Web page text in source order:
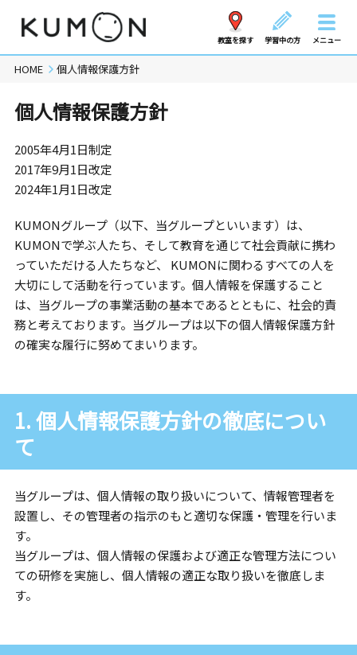
教室を探す 学習中の方 メニュー
HOME 個人情報保護方針
個人情報保護方針
2005年4月1日制定
2017年9月1日改定
2024年1月1日改定
KUMONグループ（以下、当グループといいます）は、
KUMONで学ぶ人たち、そして教育を通じて社会貢献に携わ
っていただける人たちなど、 KUMONに関わるすべての人を
大切にして活動を行っています。個人情報を保護すること
は、当グループの事業活動の基本であるとともに、社会的責
務と考えております。当グループは以下の個人情報保護方針
の確実な履行に努めてまいります。
1. 個人情報保護方針の徹底につい
て
当グループは、個人情報の取り扱いについて、情報管理者を
設置し、その管理者の指示のもと適切な保護・管理を行いま
す。
当グループは、個人情報の保護および適正な管理方法につい
ての研修を実施し、個人情報の適正な取り扱いを徹底しま
す。